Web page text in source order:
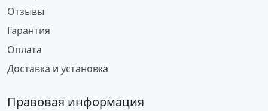
Отзывы
Гарантия
Оплата
Доставка и установка
Правовая информация